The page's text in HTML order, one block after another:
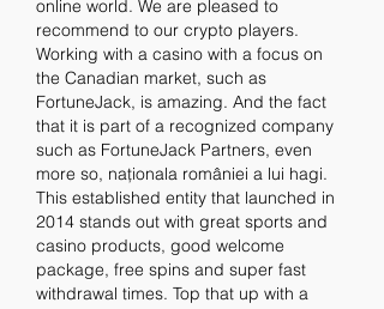
online world. We are pleased to
recommend to our crypto players.
Working with a casino with a focus on
the Canadian market, such as
FortuneJack, is amazing. And the fact
that it is part of a recognized company
such as FortuneJack Partners, even
more so, naționala româniei a lui hagi.
This established entity that launched in
2014 stands out with great sports and
casino products, good welcome
package, free spins and super fast
withdrawal times. Top that up with a